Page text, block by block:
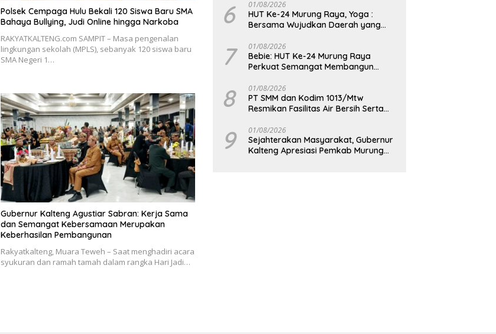
Polsek Cempaga Hulu Bekali 120 Siswa Baru SMA
Bahaya Bullying, Judi Online hingga Narkoba
RAKYATKALTENG.com SAMPIT – Masa pengenalan
lingkungan sekolah (MPLS), sebanyak 120 siswa baru
SMA Negeri 1…
Gubernur Kalteng Agustiar Sabran: Kerja Sama
dan Semangat Kebersamaan Merupakan
Keberhasilan Pembangunan
Rakyatkalteng, Muara Teweh – Saat menghadiri acara
syukuran dan ramah tamah dalam rangka Hari Jadi…
6 01/08/2026
HUT Ke-24 Murung Raya, Yoga :
Bersama Wujudkan Daerah yang
7 01/08/2026
Bebie: HUT Ke-24 Murung Raya
Perkuat Semangat Membangun
8 01/08/2026
PT SMM dan Kodim 1013/Mtw
Resmikan Fasilitas Air Bersih Serta
Masyarakat
9 01/08/2026
Sejahterakan Masyarakat, Gubernur
Kalteng Apresiasi Pemkab Murung